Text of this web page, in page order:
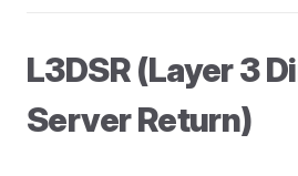
L3DSR (Layer 3
Server Return)